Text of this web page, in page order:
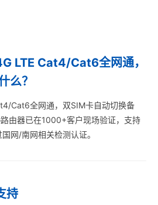
LTE Cat4/Cat6全网通，
么？
Cat6全网通，双SIM卡自动切换备
由器已在1000+客户现场验证，支持
网/南网相关检测认证。
持